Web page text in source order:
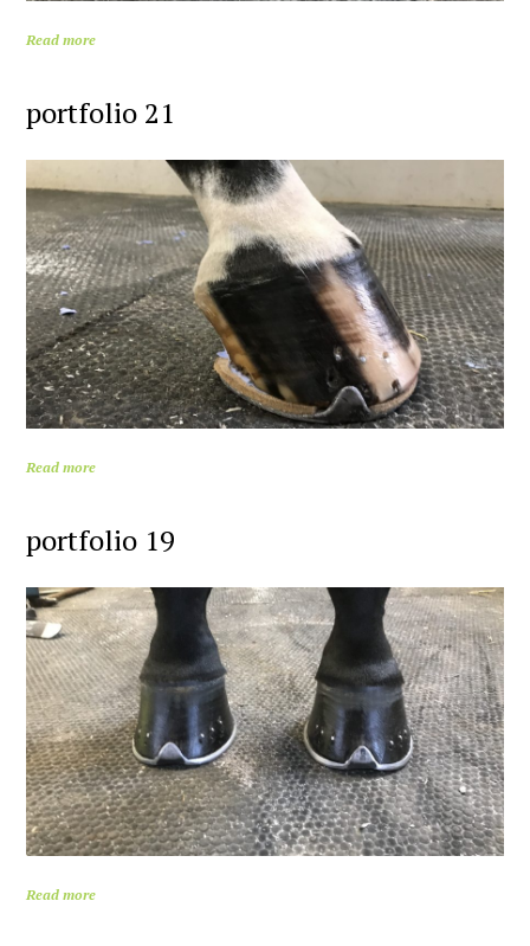
Read more
portfolio 21
Read more
portfolio 19
Read more